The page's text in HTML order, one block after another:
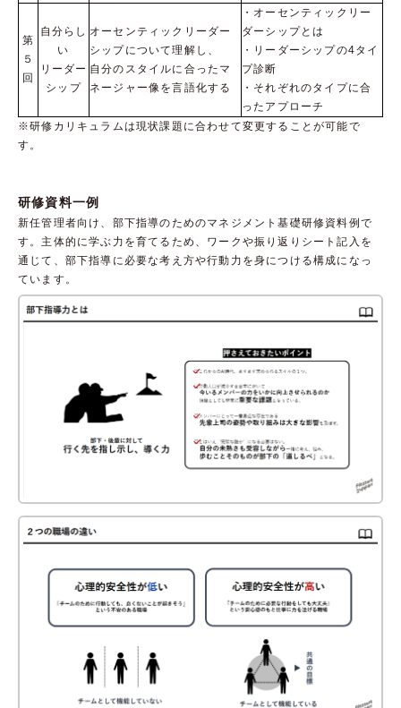
第
５
回
自分らし
い
リーダー
シップ
オーセンティックリーダー
シップについて理解し、
自分のスタイルに合ったマ
ネージャー像を言語化する
・オーセンティックリー
ダーシップとは
・リーダーシップの4タイ
プ診断
・それぞれのタイプに合
ったアプローチ
※研修カリキュラムは現状課題に合わせて変更することが可能で
す。
研修資料一例
新任管理者向け、部下指導のためのマネジメント基礎研修資料例で
す。主体的に学ぶ力を育てるため、ワークや振り返りシート記入を
通じて、部下指導に必要な考え方や行動力を身につける構成になっ
ています。